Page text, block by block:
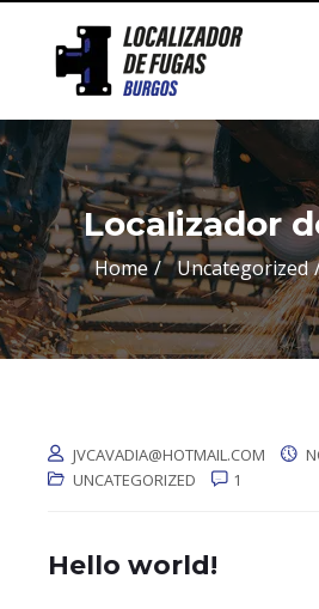
Localizador
Home Uncategorized
JVCAVADIA@HOTMAIL.COM
UNCATEGORIZED
1
Hello world!